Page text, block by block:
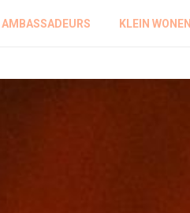
AMBASSADEURS KLEIN WONEN